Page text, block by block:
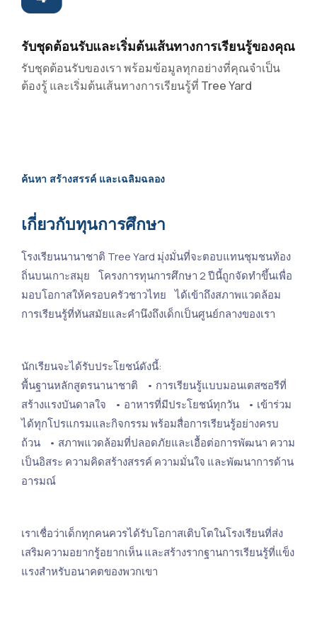
รับชุดต้อนรับและเริ่มต้นเส้นทางการเรียนรู้ของคุณ
รับชุดต้อนรับของเรา พร้อมข้อมูลทุกอย่างที่คุณจำเป็น
ต้องรู้ และเริ่มต้นเส้นทางการเรียนรู้ที่ Tree Yard
ค้นหา สร้างสรรค์ และเฉลิมฉลอง
เกี่ยวกับทุนการศึกษา
โรงเรียนนานาชาติ Tree Yard มุ่งมั่นที่จะตอบแทนชุมชนท้อง
ถิ่นบนเกาะสมุย โครงการทุนการศึกษา 2 ปีนี้ถูกจัดทำขึ้นเพื่อ
มอบโอกาสให้ครอบครัวชาวไทย ได้เข้าถึงสภาพแวดล้อม
การเรียนรู้ที่ทันสมัยและคำนึงถึงเด็กเป็นศูนย์กลางของเรา
นักเรียนจะได้รับประโยชน์ดังนี้:
พื้นฐานหลักสูตรนานาชาติ • การเรียนรู้แบบมอนเตสซอรีที่
สร้างแรงบันดาลใจ • อาหารที่มีประโยชน์ทุกวัน • เข้าร่วม
ได้ทุกโปรแกรมและกิจกรรม พร้อมสื่อการเรียนรู้อย่างครบ
ถ้วน • สภาพแวดล้อมที่ปลอดภัยและเอื้อต่อการพัฒนา ความ
เป็นอิสระ ความคิดสร้างสรรค์ ความมั่นใจ และพัฒนาการด้าน
อารมณ์
เราเชื่อว่าเด็กทุกคนควรได้รับโอกาสเติบโตในโรงเรียนที่ส่ง
เสริมความอยากรู้อยากเห็น และสร้างรากฐานการเรียนรู้ที่แข็ง
แรงสำหรับอนาคตของพวกเขา